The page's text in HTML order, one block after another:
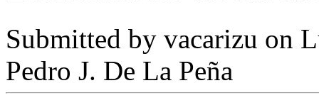
Submitted by vacarizu on
Pedro J. De La Peña